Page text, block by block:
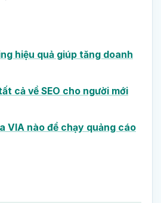
hiệu quả giúp tăng doanh
cả về SEO cho người mới
VIA nào để chạy quảng cáo